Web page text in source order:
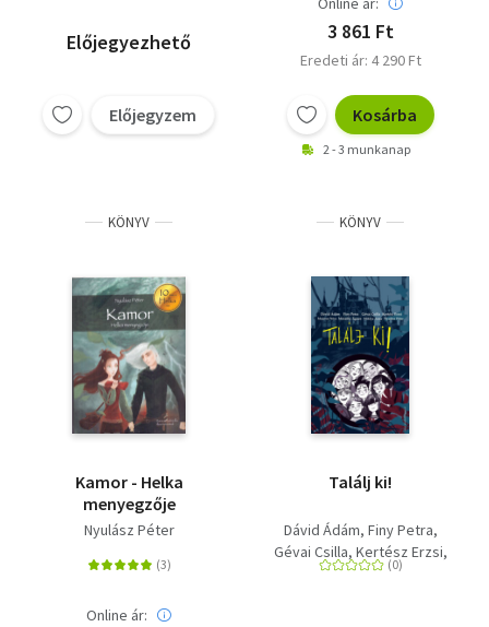
Előjegyezhető
Előjegyzem
3 861 Ft
Eredeti ár: 4 290 Ft
Kosárba
2 - 3 munkanap
KÖNYV
Kamor - Helka
menyegzője
Nyulász Péter
Online ár:
KÖNYV
Találj ki!
Dávid Ádám Finy Petra
Gévai Csilla Kertész Erzsi
Majoros Nóra